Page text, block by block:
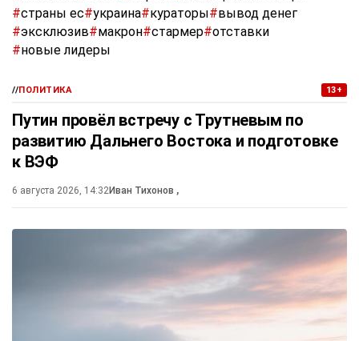
#страны ес#украина#кураторы#вывод денег
#эксклюзив#макрон#стармер#отставки
#новые лидеры
//ПОЛИТИКА 13+
Путин провёл встречу с Трутневым по
развитию Дальнего Востока и подготовке
к ВЭФ
6 августа 2026, 14:32Иван Тихонов ,